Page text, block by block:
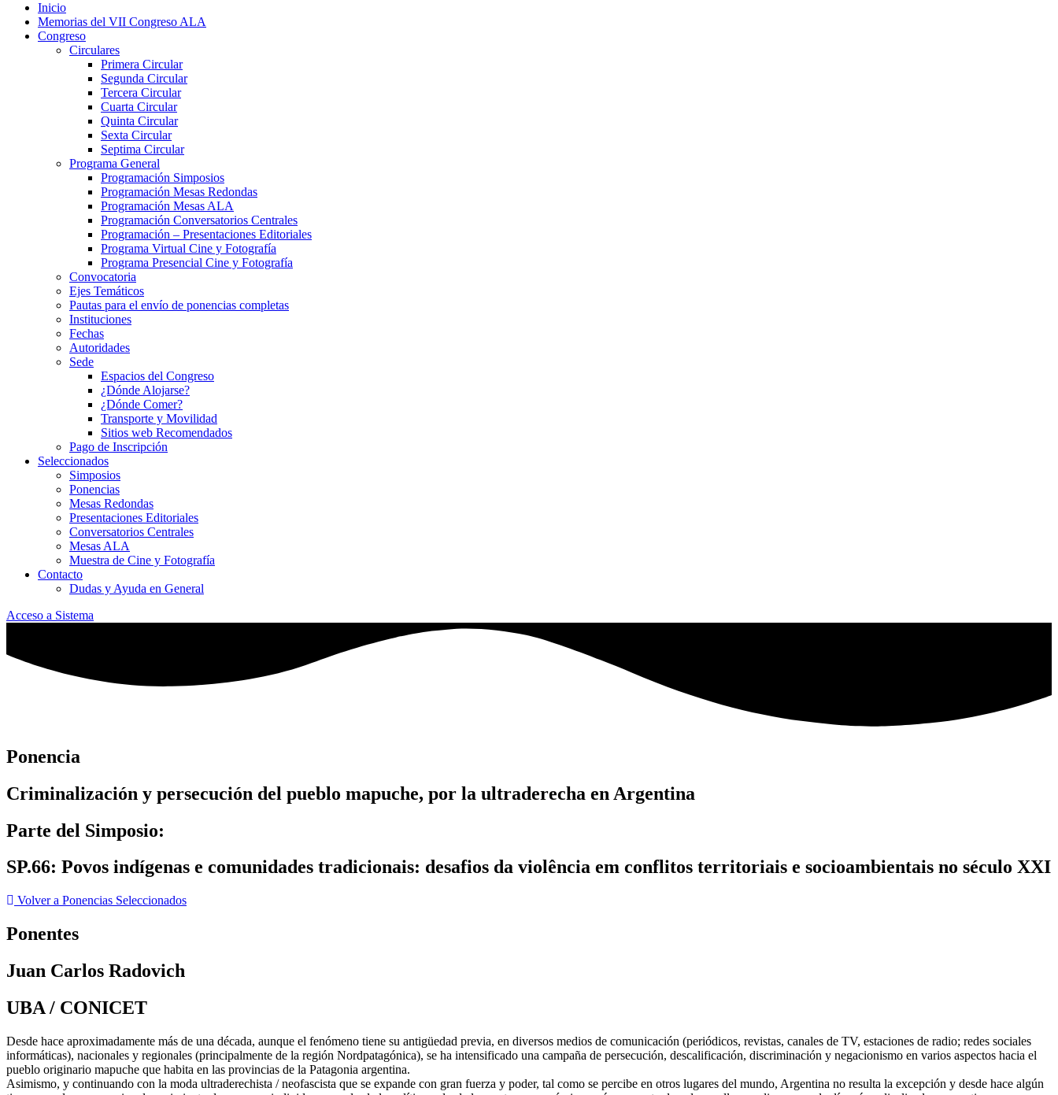
Inicio
Memorias del VII Congreso ALA
Congreso
Circulares
Primera Circular
Segunda Circular
Tercera Circular
Cuarta Circular
Quinta Circular
Sexta Circular
Septima Circular
Programa General
Programación Simposios
Programación Mesas Redondas
Programación Mesas ALA
Programación Conversatorios Centrales
Programación – Presentaciones Editoriales
Programa Virtual Cine y Fotografía
Programa Presencial Cine y Fotografía
Convocatoria
Ejes Temáticos
Pautas para el envío de ponencias completas
Instituciones
Fechas
Autoridades
Sede
Espacios del Congreso
¿Dónde Alojarse?
¿Dónde Comer?
Transporte y Movilidad
Sitios web Recomendados
Pago de Inscripción
Seleccionados
Simposios
Ponencias
Mesas Redondas
Presentaciones Editoriales
Conversatorios Centrales
Mesas ALA
Muestra de Cine y Fotografía
Contacto
Dudas y Ayuda en General
Acceso a Sistema
Ponencia
Criminalización y persecución del pueblo mapuche, por la ultraderecha en Argentina
Parte del Simposio:
SP.66: Povos indígenas e comunidades tradicionais: desafios da violência em conflitos territoriais e socioambientais no século XXI
Volver a Ponencias Seleccionados
Ponentes
Juan Carlos Radovich
UBA / CONICET
Desde hace aproximadamente más de una década, aunque el fenómeno tiene su antigüedad previa, en diversos medios de comunicación (periódicos, revistas, canales de TV, estaciones de radio; redes sociales
informáticas), nacionales y regionales (principalmente de la región Nordpatagónica), se ha intensificado una campaña de persecución, descalificación, discriminación y negacionismo en varios aspectos hacia el
pueblo originario mapuche que habita en las provincias de la Patagonia argentina.
Asimismo, y continuando con la moda ultraderechista / neofascista que se expande con gran fuerza y poder, tal como se percibe en otros lugares del mundo, Argentina no resulta la excepción y desde hace algún